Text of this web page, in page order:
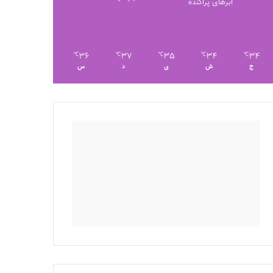
ابرهای پراکنده
34
℃
ج
34
℃
ش
35
℃
ی
37
℃
د
36
℃
س